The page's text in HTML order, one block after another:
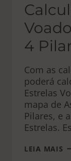
4
Com as
poderá
Estrelas
mapa de
Pilares, e
Estrelas.
LEIA MAIS